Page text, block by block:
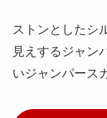
ストンとしたシ
見えするジャン
いジャンパース